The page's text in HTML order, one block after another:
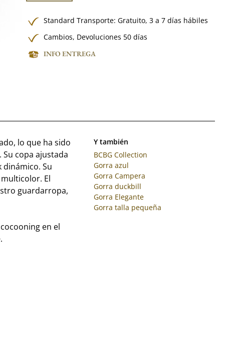
Standard Transporte:Gratuito,3 a 7 días hábiles
Cambios, Devoluciones 50 días
INFO ENTREGA
lo que ha sido
copa ajustada
Su
El
guardarropa,
en el
Y también
BCBG Collection
Gorra azul
Gorra Campera
Gorra duckbill
Gorra Elegante
Gorra talla pequeña